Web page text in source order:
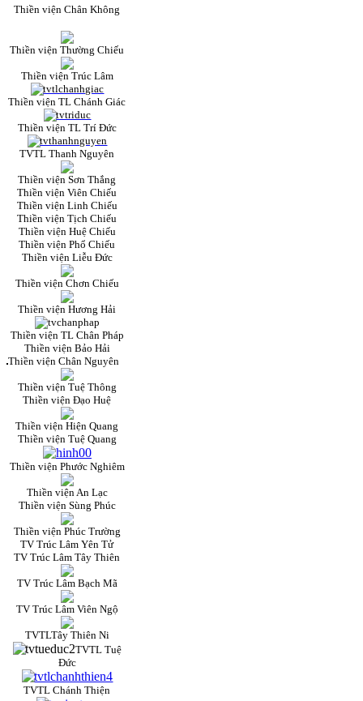
Thiền viện Chân Không
Thiền viện Thường Chiếu
Thiền viện Trúc Lâm
Thiền viện TL Chánh Giác
Thiền viện TL Trí Đức
TVTL Thanh Nguyên
Thiền viện Sơn Thắng
Thiền viện Viên Chiếu
Thiền viện Linh Chiếu
Thiền viện Tịch Chiếu
Thiền viện Huệ Chiếu
Thiền viện Phổ Chiếu
Thiền viện Liễu Đức
Thiền viện Chơn Chiếu
Thiền viện Hương Hải
Thiền viện TL Chân Pháp
Thiền viện Bảo Hải
Thiền viện Chân Nguyên
Thiền viện Tuệ Thông
Thiền viện Đạo Huệ
Thiền viện Hiện Quang
Thiền viện Tuệ Quang
Thiền viện Phước Nghiêm
Thiền viện An Lạc
Thiền viện Sùng Phúc
Thiền viện Phúc Trường
TV Trúc Lâm Yên Tử
TV Trúc Lâm Tây Thiên
TV Trúc Lâm Bạch Mã
TV Trúc Lâm Viên Ngộ
TVTLTây Thiên Ni
TVTL Tuệ
Đức
TVTL Chánh Thiện